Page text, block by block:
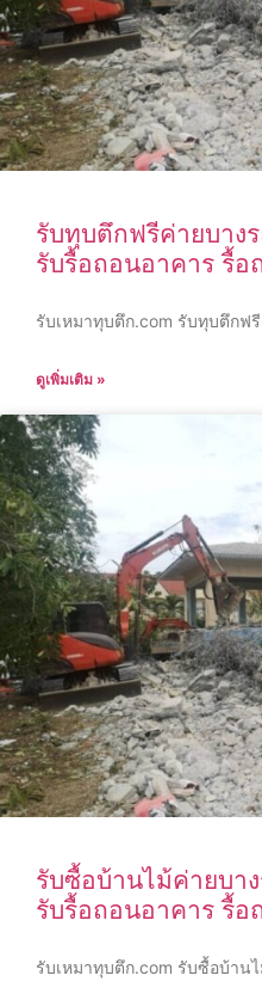
รับทุบตึกฟรีค่ายบาง
รับรื้อถอนอาคาร รื้อ
รับเหมาทุบตึก.com รับทุบตึกฟ
ดูเพิ่มเติม »
รับซื้อบ้านไม้ค่ายบา
รับรื้อถอนอาคาร รื้อ
รับเหมาทุบตึก.com รับซื้อบ้าน